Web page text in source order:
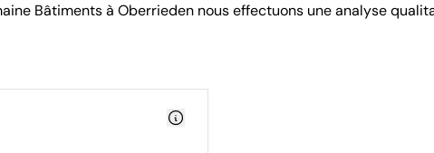
Bâtiments à Oberrieden nous effectuons une analyse